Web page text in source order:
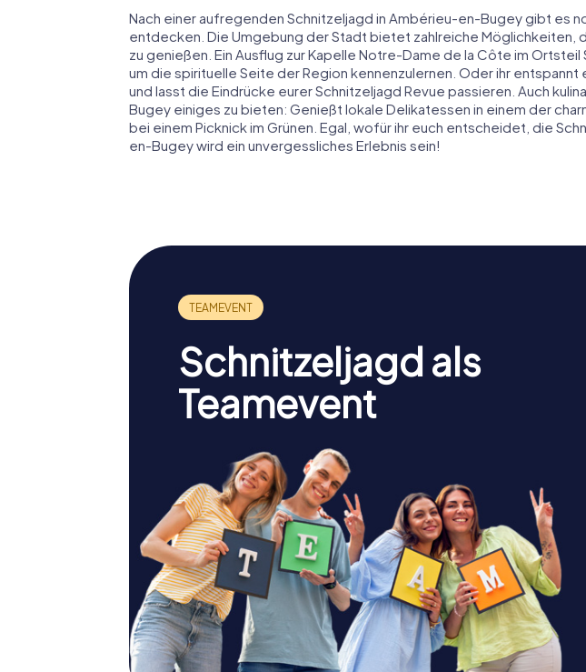
Nach einer aufregenden Schnitzeljagd in Ambérieu-en-Bugey gibt es
entdecken. Die Umgebung der Stadt bietet zahlreiche Möglichkeiten,
zu genießen. Ein Ausflug zur Kapelle Notre-Dame de la Côte im Ortsteil
um die spirituelle Seite der Region kennenzulernen. Oder ihr entspannt
und lasst die Eindrücke eurer Schnitzeljagd Revue passieren. Auch
Bugey einiges zu bieten: Genießt lokale Delikatessen in einem der
bei einem Picknick im Grünen. Egal, wofür ihr euch entscheidet, die
en-Bugey wird ein unvergessliches Erlebnis sein!
Schnitzeljagd als
Teamevent